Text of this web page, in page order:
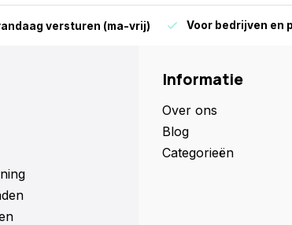
versturen (ma-vrij) Voor bedrijven en
Informatie
Over ons
Blog
Categorieën